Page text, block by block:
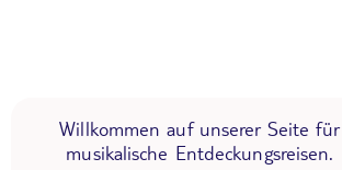
Willkommen auf unserer Seite für
musikalische Entdeckungsreisen.